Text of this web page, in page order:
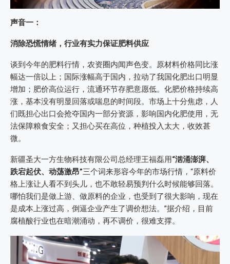
声音一：
消除恐慌情绪，行业有实力保证肥料供应
谈到今年的肥料行情，农资圈内闻声色变。原材料价格同比涨
幅达一倍以上；国际涨幅高于国内，拉动了我国化肥出口明显
增加；肥价高位运行，流通环节存肥意愿低。化肥价格持续高
涨，基本没有明显回落或喘息的时间段。市场上十分焦虑，人
们既担心出口会抢夺国内一部分资源，影响国内化肥使用，无
法保障粮食安全；又担心买在高位，种植投入太大，收效甚
微。
新疆圣大一方生物科技有限公司总经理王福磊用“汹涌澎湃、
跌宕起伏、动荡激昂”三个词来形容今年的市场行情，“原料价
格上涨让人看不到头儿，也不敢轻易预判什么时候能够回落。
哪怕我们是做上游、做原料的企业，也受到了很大影响，现在
是成本上涨过高，倒逼企业产生了调价想法。”据介绍，目前
腐植酸行业也在暗潮涌动，再不调价，很难支撑。